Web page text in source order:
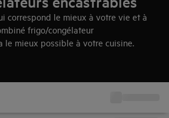
correspond le mieux à votre vie et à
frigo/congélateur
le mieux possible à votre cuisine.